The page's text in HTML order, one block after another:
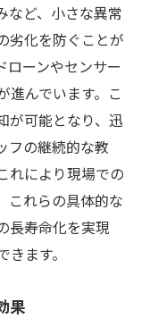
ームレスな移
工事の信頼性
の手法
理
管理
など、小さな異常
劣化を防ぐことが
ローンやセンサー
進んでいます。こ
が可能となり、迅
フの継続的な教
れにより現場での
これらの具体的な
長寿命化を実現
ます。
果